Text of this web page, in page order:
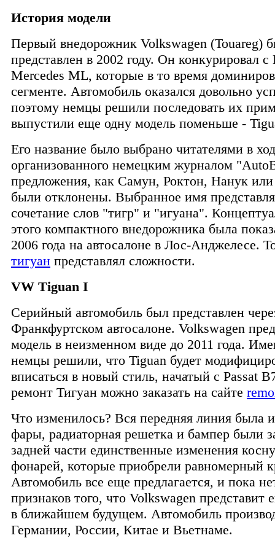
История модели
Первый внедорожник Volkswagen (Touareg)
представлен в 2002 году. Он конкурировал
Mercedes ML, которые в то время
сегменте. Автомобиль оказался довольно
поэтому немцы решили последовать их
выпустили еще одну модель поменьше -
Его название было выбрано читателями в
организованного немецким журналом
предложения, как Самун, Роктон, Нанук
были отклонены. Выбранное имя
сочетание слов "тигр" и "игуана".
этого компактного внедорожника была
2006 года на автосалоне в Лос-Анджелесе.
тигуан представлял сложности.
VW Tiguan I
Серийный автомобиль был представлен
Франкфуртском автосалоне. Volkswagen
модель в неизменном виде до 2011 года.
немцы решили, что Tiguan будет
вписаться в новый стиль, начатый с Passat
ремонт Тигуан можно заказать на сайте
Что изменилось? Вся передняя линия была
фары, радиаторная решетка и бампер были
задней части единственные изменения
фонарей, которые приобрели равномерный
Автомобиль все еще предлагается, и пока
признаков того, что Volkswagen представит
в ближайшем будущем. Автомобиль
Германии, России, Китае и Вьетнаме.